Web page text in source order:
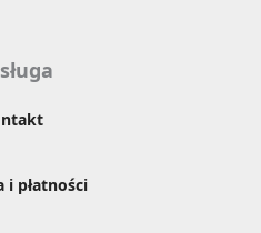
i płatności